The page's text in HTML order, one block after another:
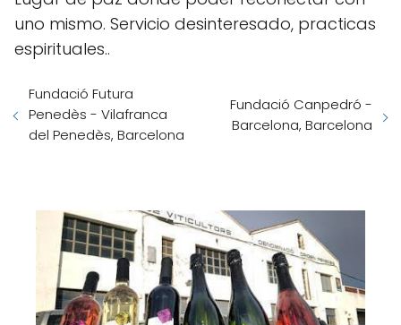
uno mismo. Servicio desinteresado, practicas
espirituales..
Fundació Futura
Penedès - Vilafranca
del Penedès, Barcelona
Fundació Canpedró -
Barcelona, Barcelona